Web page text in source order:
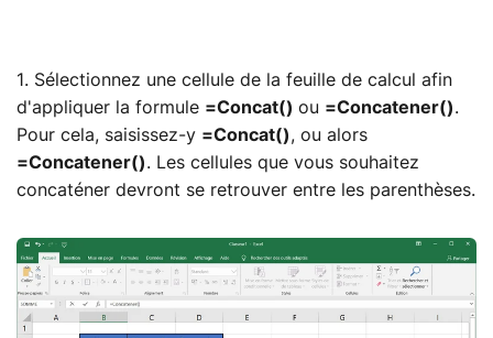
1. Sélectionnez une cellule de la feuille de calcul afin
d'appliquer la formule =Concat() ou =Concatener().
Pour cela, saisissez-y =Concat(), ou alors
=Concatener(). Les cellules que vous souhaitez
concaténer devront se retrouver entre les parenthèses.